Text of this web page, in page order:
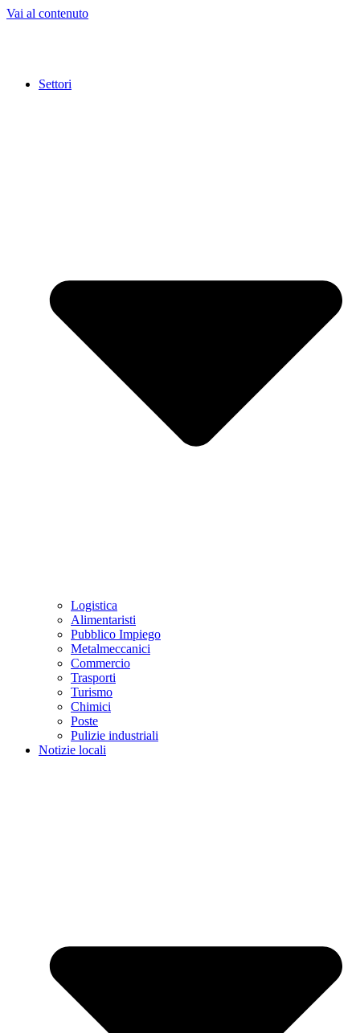
Vai al contenuto
Settori
Logistica
Alimentaristi
Pubblico Impiego
Metalmeccanici
Commercio
Trasporti
Turismo
Chimici
Poste
Pulizie industriali
Notizie locali